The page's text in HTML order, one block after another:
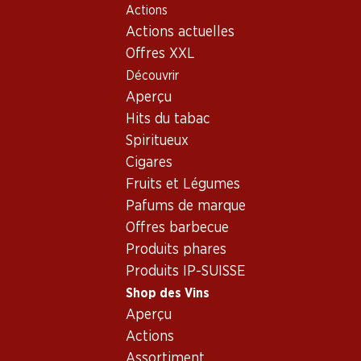
Actions
Actions actuelles
Offres XXL
Découvrir
Aperçu
Hits du tabac
Spiritueux
Cigares
Fruits et Légumes
Pafums de marque
Offres barbecue
Produits phares
Produits IP-SUISSE
Shop des Vins
Aperçu
Actions
Shop des Vins
Cotes du Rhone
Les Côtes du Rhône -
berceau de la syrah